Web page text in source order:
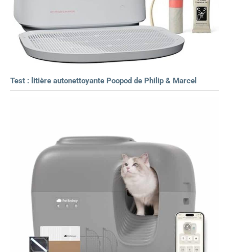
Test : litière autonettoyante Poopod de Philip & Marcel